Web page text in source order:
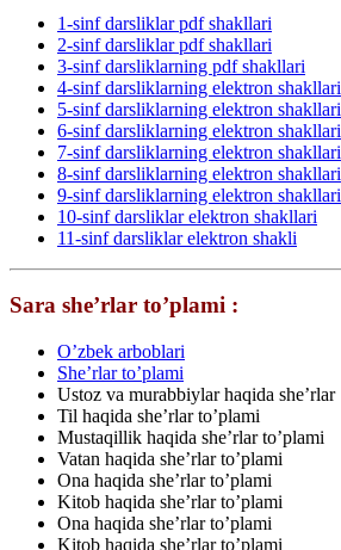
1-sinf darsliklar pdf shakllari
2-sinf darsliklar pdf shakllari
3-sinf darsliklarning pdf shakllari
4-sinf darsliklarning elektron shakllari
5-sinf darsliklarning elektron shakllari
6-sinf darsliklarning elektron shakllari
7-sinf darsliklarning elektron shakllari
8-sinf darsliklarning elektron shakllari
9-sinf darsliklarning elektron shakllari
10-sinf darsliklar elektron shakllari
11-sinf darsliklar elektron shakli
Sara she’rlar to’plami :
O’zbek arboblari
She’rlar to’plami
Ustoz va murabbiylar haqida she’rlar
Til haqida she’rlar to’plami
Mustaqillik haqida she’rlar to’plami
Vatan haqida she’rlar to’plami
Ona haqida she’rlar to’plami
Kitob haqida she’rlar to’plami
Ona haqida she’rlar to’plami
Kitob haqida she’rlar to’plami